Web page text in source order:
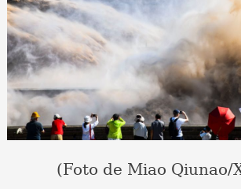
(Foto de Miao Qiunao/